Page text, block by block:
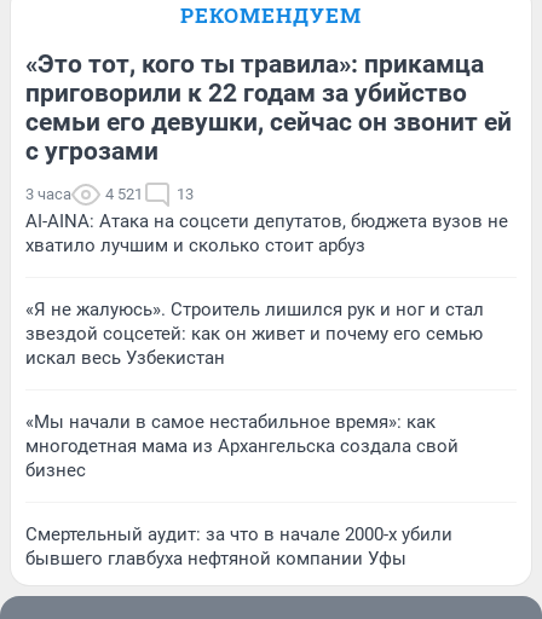
РЕКОМЕНДУЕМ
«Это тот, кого ты травила»: прикамца
приговорили к 22 годам за убийство
семьи его девушки, сейчас он звонит ей
с угрозами
3 часа 4 521 13
AI-AINA: Атака на соцсети депутатов, бюджета вузов не
хватило лучшим и сколько стоит арбуз
«Я не жалуюсь». Строитель лишился рук и ног и стал
звездой соцсетей: как он живет и почему его семью
искал весь Узбекистан
«Мы начали в самое нестабильное время»: как
многодетная мама из Архангельска создала свой
бизнес
Смертельный аудит: за что в начале 2000-х убили
бывшего главбуха нефтяной компании Уфы